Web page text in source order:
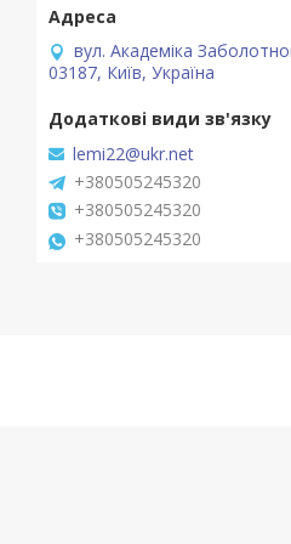
вул. Академіка
03187, Київ, Україна
lemi22@ukr.net
+380505245320
+380505245320
+380505245320